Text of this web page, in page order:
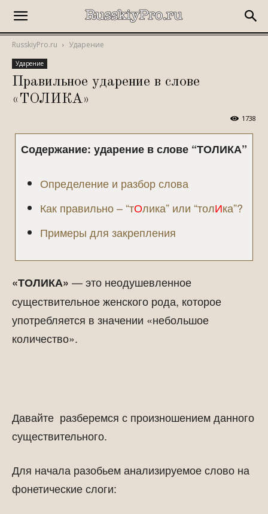
RusskiyPro.ru Ударение
Ударение
Правильное ударение в слове
«ТОЛИКА»
1738
Содержание: ударение в слове “ТОЛИКА”
Определение и разбор слова
Как правильно – “тОлика” или “толИка”?
Примеры для закрепления
«ТОЛИКА» — это неодушевленное
существительное женского рода, которое
употребляется в значении «небольшое
количество».
Давайте разберемся с произношением данного
существительного.
Для начала разобьем анализируемое слово на
фонетические слоги: